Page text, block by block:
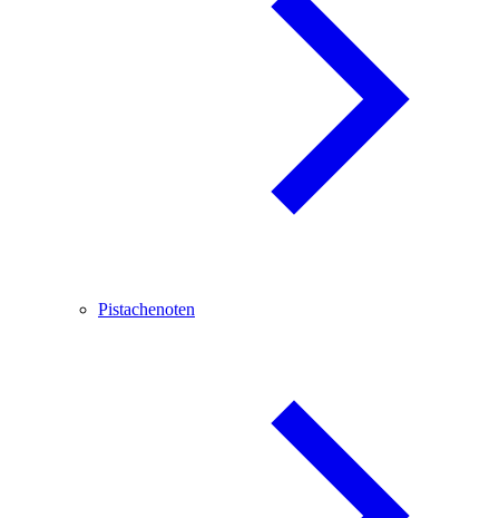
Pistachenoten